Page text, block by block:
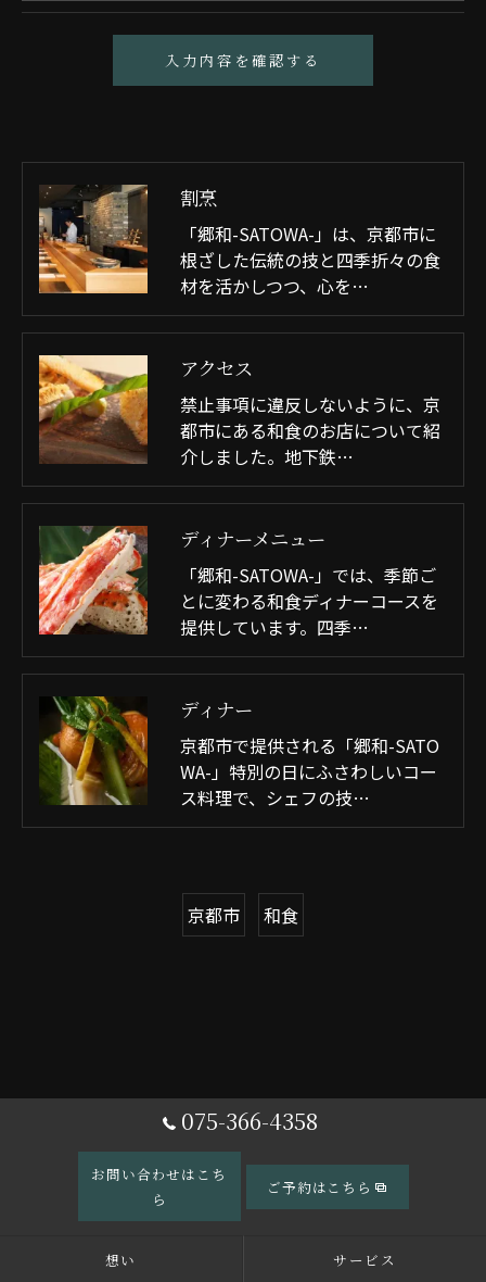
当社では、お客様の個人情報の開示･訂正･削除・利
す。
個人情報の開示･訂正･削除・利用停止の具体的手続
きにつきましては、お電話でお問合せ下さい。
割烹
「郷和-SATOWA-」は、京都市に
根ざした伝統の技と四季折々の食
材を活かしつつ、心を…
アクセス
禁止事項に違反しないように、京
都市にある和食のお店について紹
介しました。地下鉄…
ディナーメニュー
「郷和-SATOWA-」では、季節ご
とに変わる和食ディナーコースを
提供しています。四季…
ディナー
京都市で提供される「郷和-SATO
WA-」特別の日にふさわしいコー
ス料理で、シェフの技…
京都市 和食
075-366-4358
お問い合わせはこち
ら
ご予約はこちら
想い サービス